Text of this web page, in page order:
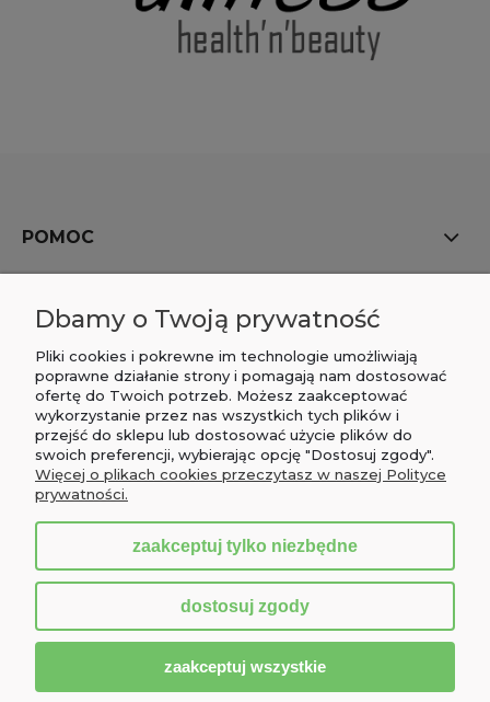
POMOC
INFORMACJE
O NAS
Sklep internetowy Shoper.pl
Dbamy o Twoją prywatność
Pliki cookies i pokrewne im technologie umożliwiają
poprawne działanie strony i pomagają nam dostosować
ofertę do Twoich potrzeb. Możesz zaakceptować
wykorzystanie przez nas wszystkich tych plików i
przejść do sklepu lub dostosować użycie plików do
swoich preferencji, wybierając opcję "Dostosuj zgody".
Więcej o plikach cookies przeczytasz w naszej Polityce
prywatności.
zaakceptuj tylko niezbędne
dostosuj zgody
zaakceptuj wszystkie